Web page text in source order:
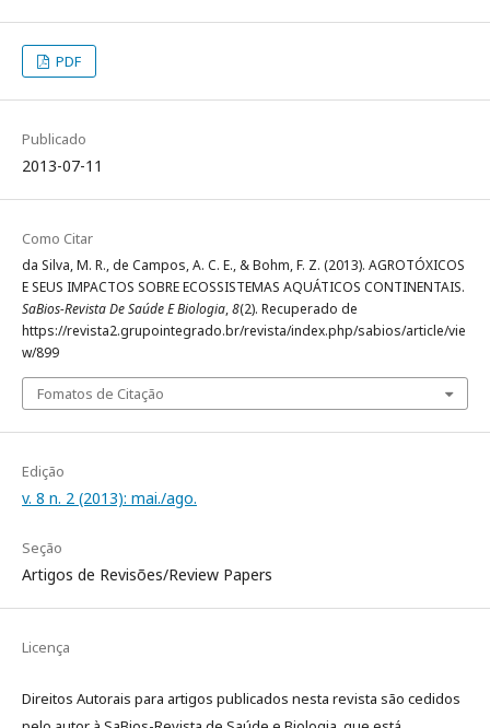
PDF
Publicado
2013-07-11
Como Citar
da Silva, M. R., de Campos, A. C. E., & Bohm, F. Z. (2013). AGROTÓXICOS
E SEUS IMPACTOS SOBRE ECOSSISTEMAS AQUÁTICOS CONTINENTAIS.
SaBios-Revista De Saúde E Biologia,8(2). Recuperado de
https://revista2.grupointegrado.br/revista/index.php/sabios/article/vie
w/899
Fomatos de Citação
Edição
v. 8 n. 2 (2013): mai./ago.
Seção
Artigos de Revisões/Review Papers
Licença
Direitos Autorais para artigos publicados nesta revista são cedidos